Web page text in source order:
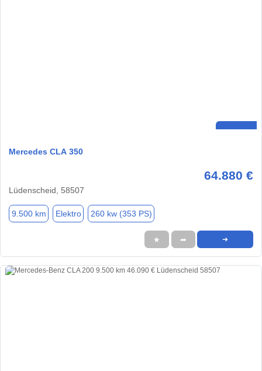
Mercedes CLA 350
64.880 €
Lüdenscheid, 58507
9.500 km Elektro 260 kw (353 PS)
★ ➦ ➜